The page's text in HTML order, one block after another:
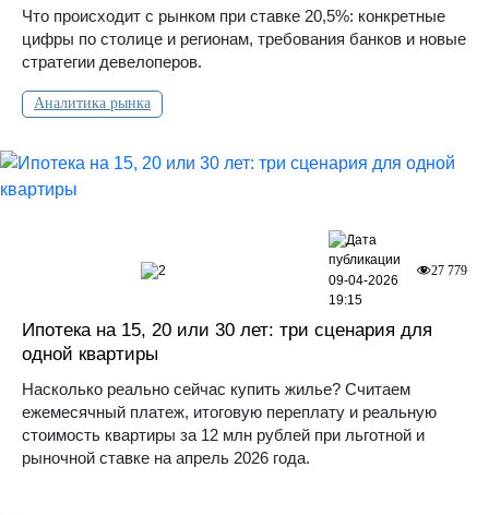
Что происходит с рынком при ставке 20,5%: конкретные
цифры по столице и регионам, требования банков и новые
стратегии девелоперов.
Аналитика рынка
Ипотека на 15, 20 или 30 лет: три сценария для
одной квартиры
Насколько реально сейчас купить жилье? Считаем
ежемесячный платеж, итоговую переплату и реальную
стоимость квартиры за 12 млн рублей при льготной и
рыночной ставке на апрель 2026 года.
2 27 779
09-04-2026
19:15